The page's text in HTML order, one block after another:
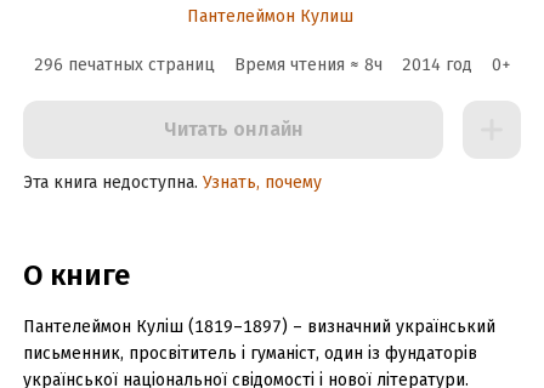
Пантелеймон Кулиш
296 печатных страниц Время чтения ≈ 8ч 2014 год 0+
Читать онлайн
Эта книга недоступна. Узнать, почему
О книге
Пантелеймон Куліш (1819–1897) – визначний український
письменник, просвітитель і гуманіст, один із фундаторів
української національної свідомості і нової літератури.